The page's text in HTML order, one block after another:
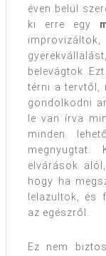
éven belül
ki erre egy
belevágtok.
térni a tervtől,
gondolkodni
le van írva
minden
elvárások
hogy ha
lelazultok, és
az egészről.
Ez nem